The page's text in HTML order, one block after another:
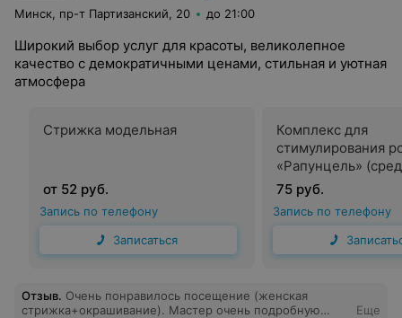
Минск, пр-т Партизанский, 20 до 21:00
Широкий выбор услуг для красоты, великолепное
качество с демократичными ценами, стильная и уютная
атмосфера
Стрижка модельная
от 52 руб.
Запись по телефону
Записаться
Комплекс для
стимулирования
«Рапунцель»
волосы)
75 руб.
Запись по телефону
Отзыв. Очень понравилось посещение (женская
стрижка+окрашивание). Мастер очень подробную
Еще